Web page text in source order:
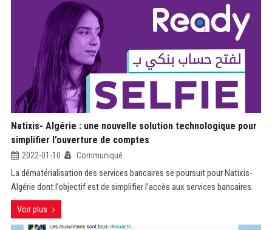
Natixis- Algérie : une nouvelle solution technologique pour
simplifier l’ouverture de comptes
2022-01-10 Communiqué
La dématérialisation des services bancaires se poursuit pour Natixis-
Algérie dont l’objectif est de simplifier l’accès aux services bancaires.
Voir plus